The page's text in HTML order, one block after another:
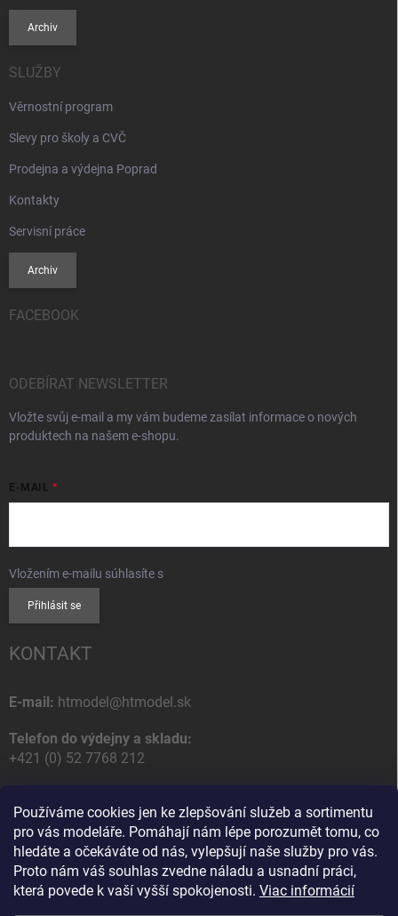
Používáme cookies jen ke zlepšování služeb a sortimentu
pro vás modeláře. Pomáhají nám lépe porozumět tomu, co
hledáte a očekáváte od nás, vylepšují naše služby pro vás.
Proto nám váš souhlas zvedne náladu a usnadní práci,
která povede k vaší vyšší spokojenosti. Viac informácií
Archiv
SLUŽBY
Věrnostní program
Slevy pro školy a CVČ
Prodejna a výdejna Poprad
Kontakty
Servisní práce
Archiv
FACEBOOK
ODEBÍRAT NEWSLETTER
Vložte svůj e-mail a my vám budeme zasílat informace o nových
produktech na našem e-shopu.
E-MAIL
Vložením e-mailu súhlasíte s
Přihlásit se
KONTAKT
E-mail: htmodel@htmodel.sk
Telefon do výdejny a skladu:
+421 (0) 52 7768 212
HT model
Na letisko 49
058 01 Poprad
Slovenská Republika